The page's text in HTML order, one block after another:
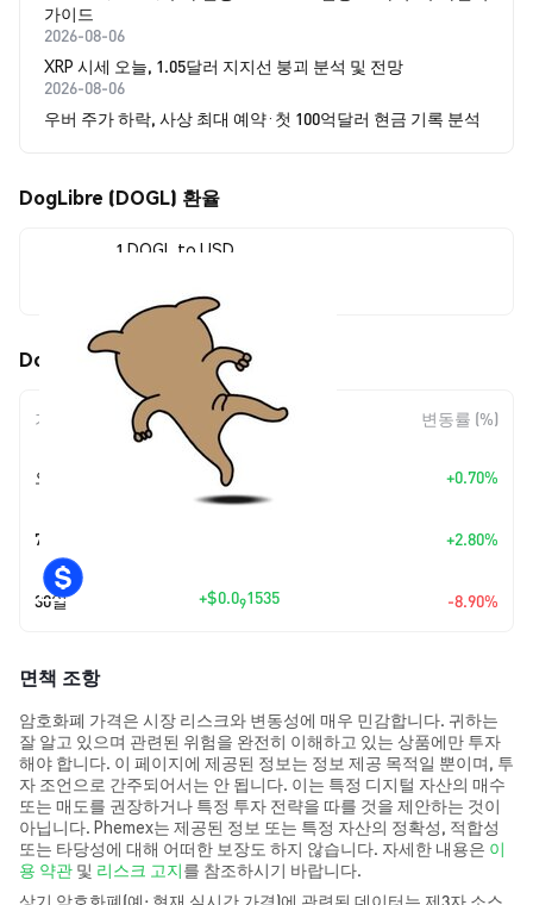
가이드
2026-08-06
XRP 시세 오늘, 1.05달러 지지선 붕괴 분석 및 전망
2026-08-06
우버 주가 하락, 사상 최대 예약·첫 100억달러 현금 기록 분석
DogLibre (DOGL) 환율
1 DOGL to USD
$0.0<sub>8</sub>1572
DogLibre (DOGL) 가격 움직임
기간 변동 폭 변동률 (%)
오늘 $0.0 +0.70%
7일 +2.80%
30일 +$0.091535 -8.90%
면책 조항
암호화폐 가격은 시장 리스크와 변동성에 매우 민감합니다. 귀하는
잘 알고 있으며 관련된 위험을 완전히 이해하고 있는 상품에만 투자
해야 합니다. 이 페이지에 제공된 정보는 정보 제공 목적일 뿐이며, 투
자 조언으로 간주되어서는 안 됩니다. 이는 특정 디지털 자산의 매수
또는 매도를 권장하거나 특정 투자 전략을 따를 것을 제안하는 것이
아닙니다. Phemex는 제공된 정보 또는 특정 자산의 정확성, 적합성
또는 타당성에 대해 어떠한 보장도 하지 않습니다. 자세한 내용은 이
용 약관 및 리스크 고지를 참조하시기 바랍니다.
상기 암호화폐(예: 현재 실시간 가격)에 관련된 데이터는 제3자 소스